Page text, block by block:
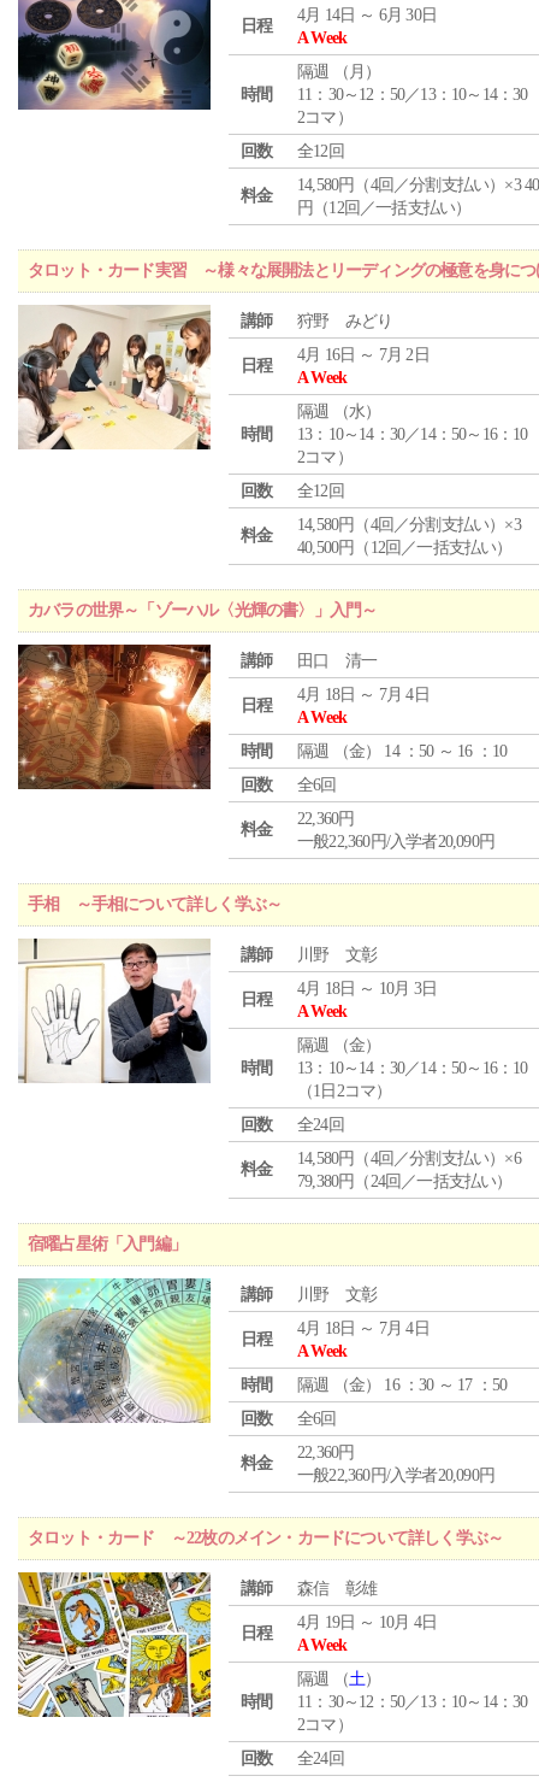
日程
4月 14日 ～ 6月 30日
A Week
時間
隔週 （ 月 ）
11：30～12：50／13：10～14：30
2コマ）
回数
全12回
料金
14,580円（4回／分割支払い）×3
円（12回／一括支払い）
タロット・カード実習 ～様々な展開法とリーディングの極意を身につ
講師 狩野 みどり
日程
4月 16日 ～ 7月 2日
A Week
時間
隔週 （水）
13：10～14：30／14：50～16：10
2コマ）
回数
全12回
料金
14,580円（4回／分割支払い）×3
40,500円（12回／一括支払い）
カバラの世界～「ゾーハル〈光輝の書〉」入門～
講師 田口 清一
日程
4月 18日 ～ 7月 4日
A Week
時間
隔週 （金） 14 ：50 ～ 16 ：10
回数
全6回
料金
22,360円
一般22,360円/入学者20,090円
手相 ～手相について詳しく学ぶ～
講師 川野 文彰
日程
4月 18日 ～ 10月 3日
A Week
時間
隔週 （金）
13：10～14：30／14：50～16：10
（1日2コマ）
回数
全24回
料金
14,580円（4回／分割支払い）×6
79,380円（24回／一括支払い）
宿曜占星術「入門編」
講師 川野 文彰
日程
4月 18日 ～ 7月 4日
A Week
時間
隔週 （金） 16 ：30 ～ 17 ：50
回数
全6回
料金
22,360円
一般22,360円/入学者20,090円
タロット・カード ～22枚のメイン・カードについて詳しく学ぶ～
講師 森信 彰雄
日程
4月 19日 ～ 10月 4日
A Week
時間
隔週 （土）
11：30～12：50／13：10～14：30
2コマ）
回数
全24回